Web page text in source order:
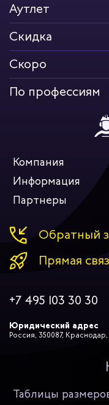
Аутлет
Скидка
Скоро
По профессиям
Компания
Информация
Партнеры
Обратный
Прямая
+7 495 103 30 30
Юридический адрес
Россия, 350087,
Таблицы